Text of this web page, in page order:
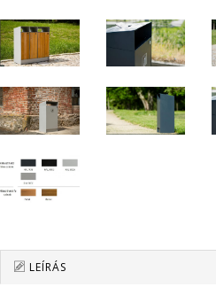
LEÍRÁS